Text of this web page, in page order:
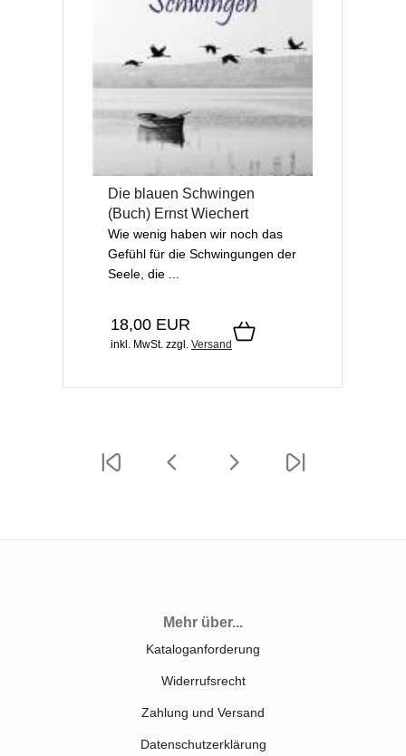
Die blauen Schwingen
(Buch) Ernst Wiechert
Wie wenig haben wir noch das
Gefühl für die Schwingungen der
Seele, die ...
18,00 EUR
inkl. MwSt. zzgl. Versand
Mehr über...
Kataloganforderung
Widerrufsrecht
Zahlung und Versand
Datenschutzerklärung